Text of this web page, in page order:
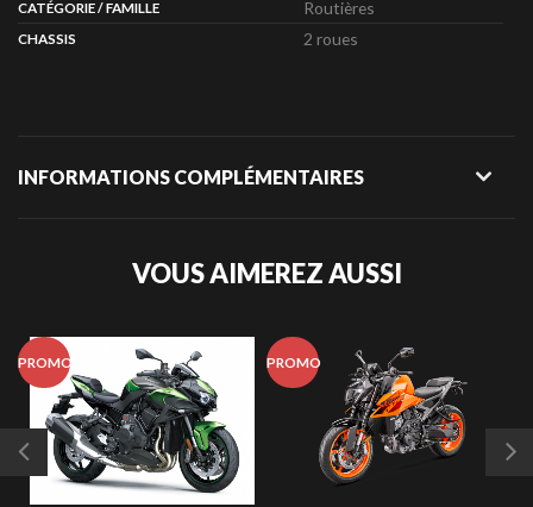
CATÉGORIE / FAMILLE Routières
CHASSIS 2 roues
INFORMATIONS COMPLÉMENTAIRES
VOUS AIMEREZ AUSSI
PROMO PROMO